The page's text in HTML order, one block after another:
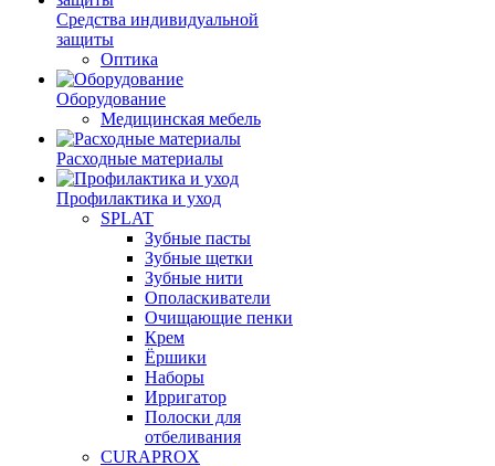
Средства индивидуальной
защиты
Оптика
Оборудование
Медицинская мебель
Расходные материалы
Профилактика и уход
SPLAT
Зубные пасты
Зубные щетки
Зубные нити
Ополаскиватели
Очищающие пенки
Крем
Ёршики
Наборы
Ирригатор
Полоски для
отбеливания
CURAPROX